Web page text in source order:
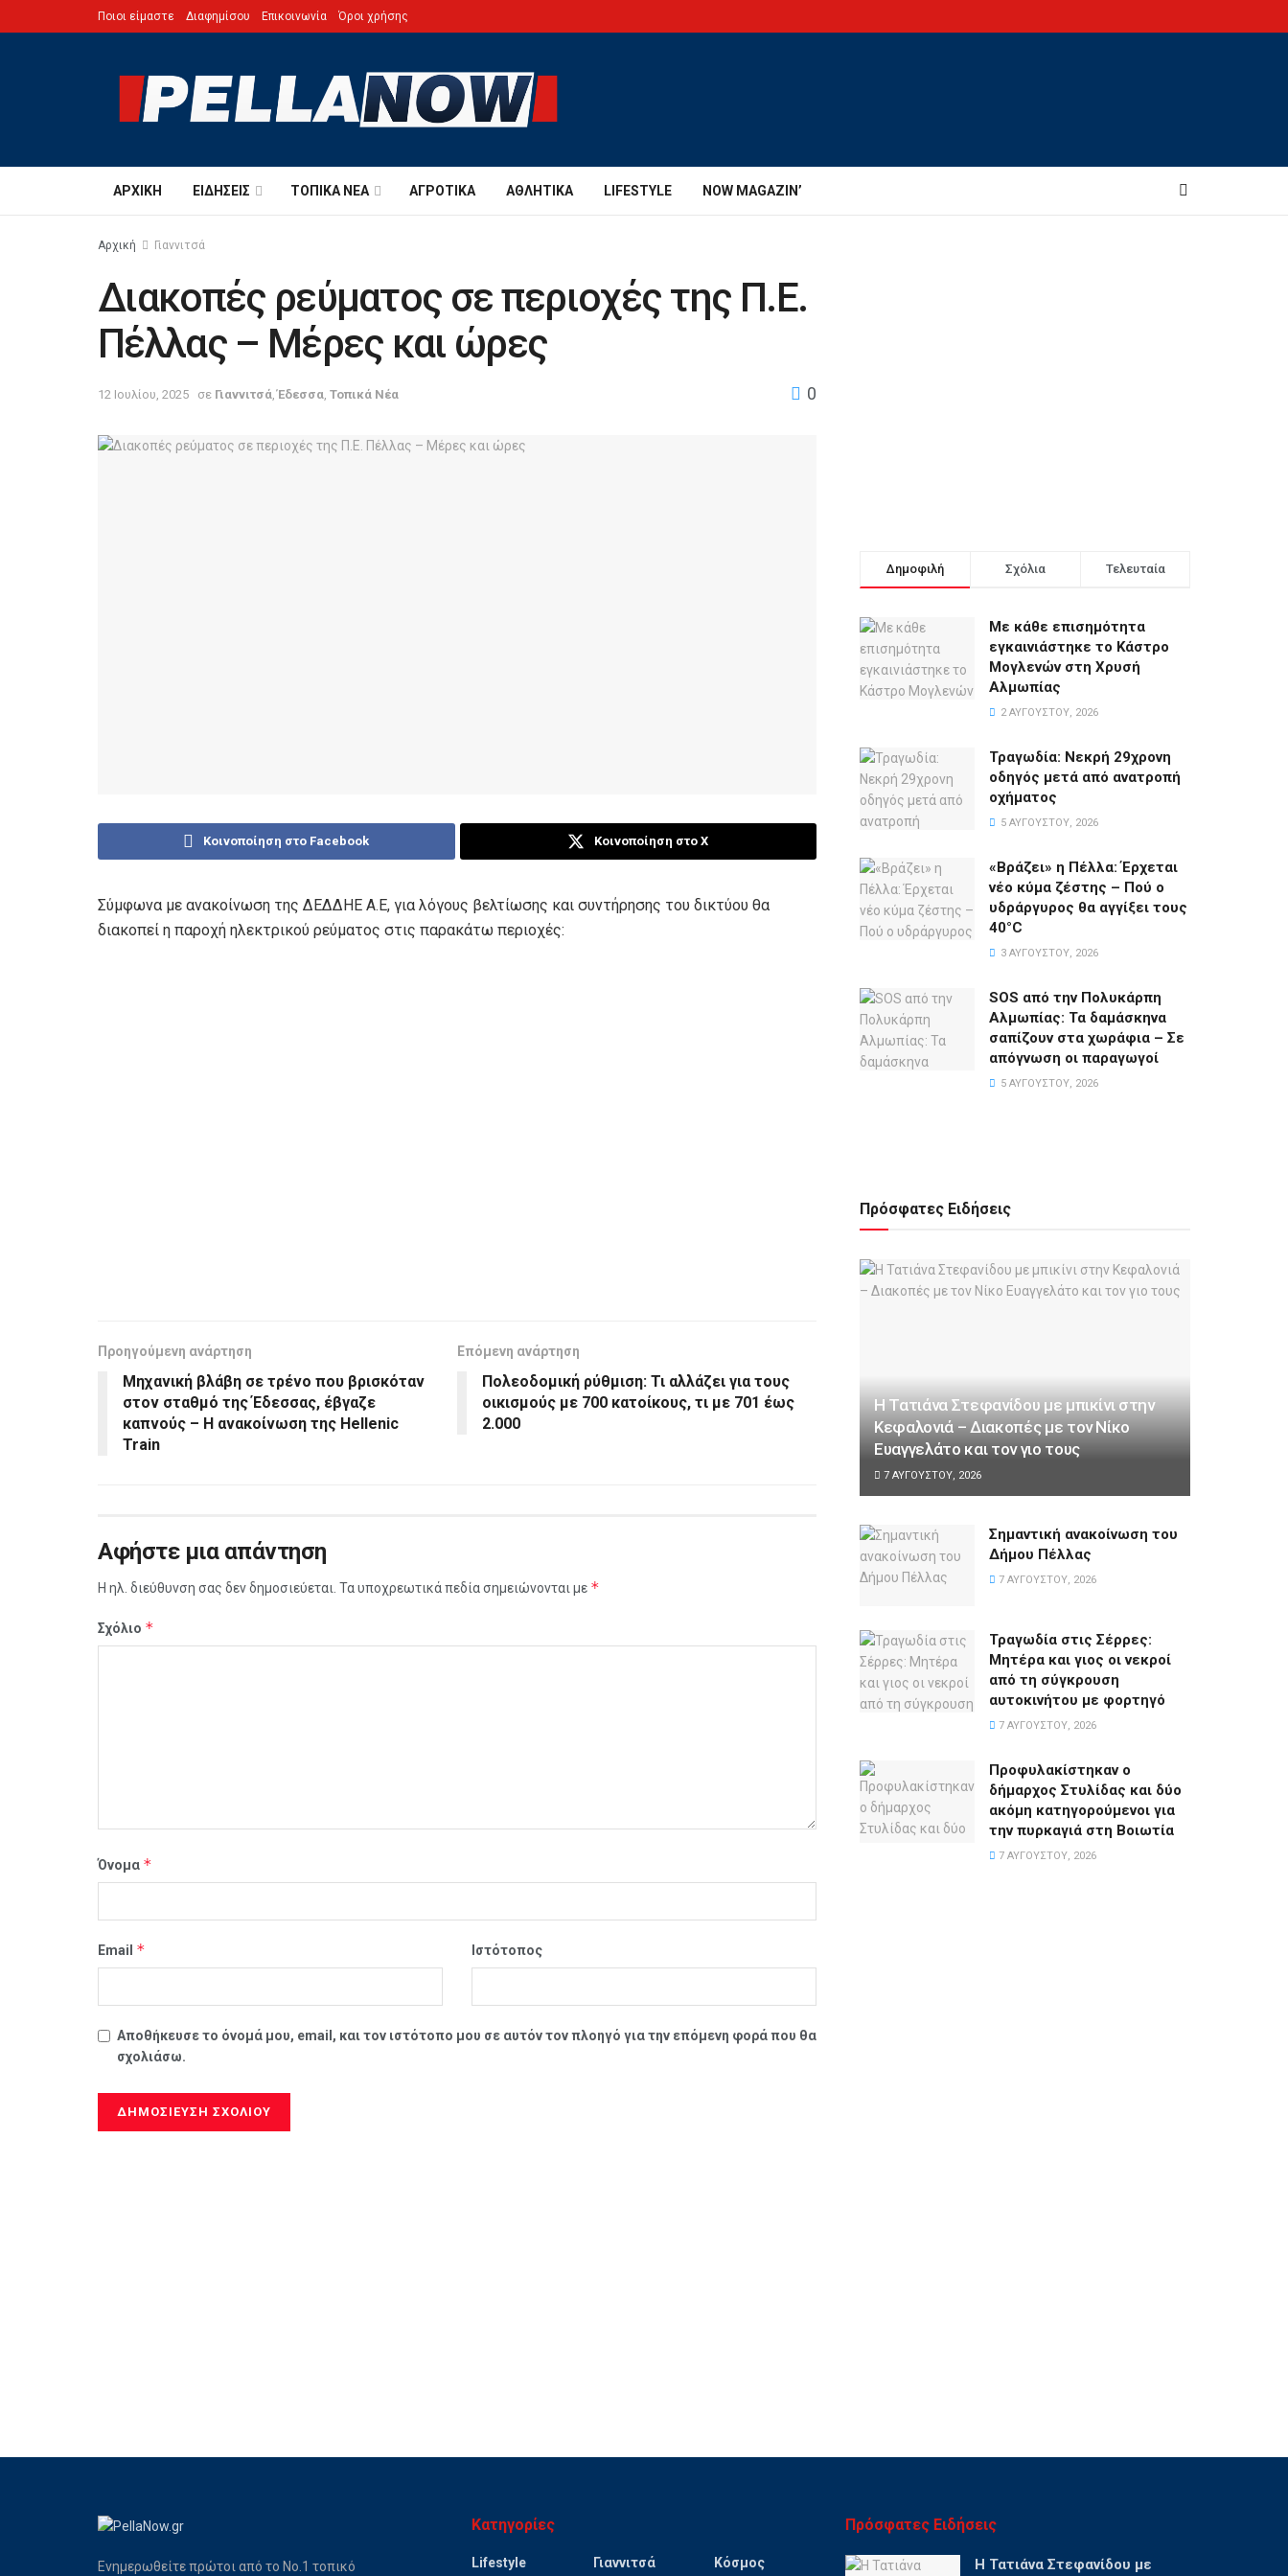
Ποιοι είμαστε Διαφημίσου Επικοινωνία Όροι χρήσης
ΑΡΧΙΚΉ ΕΙΔΉΣΕΙΣ ΤΟΠΙΚΆ ΝΈΑ ΑΓΡΟΤΙΚΆ ΑΘΛΗΤΙΚΆ LIFESTYLE NOW MAGAZIN’
Αρχική Γιαννιτσά
Διακοπές ρεύματος σε περιοχές της Π.Ε.
Πέλλας – Μέρες και ώρες
12 Ιουλίου, 2025 σε Γιαννιτσά ,Έδεσσα Τοπικά Νέα 0
Κοινοποίηση στο Facebook Κοινοποίηση στο X
Σύμφωνα με ανακοίνωση της ΔΕΔΔΗΕ Α.Ε, για λόγους βελτίωσης και συντήρησης του δικτύου θα
διακοπεί η παροχή ηλεκτρικού ρεύματος στις παρακάτω περιοχές:
Προηγούμενη ανάρτηση
Μηχανική βλάβη σε τρένο που βρισκόταν
στον σταθμό της Έδεσσας, έβγαζε
καπνούς – H ανακοίνωση της Hellenic
Train
Επόμενη ανάρτηση
Πολεοδομική ρύθμιση: Τι αλλάζει για τους
οικισμούς με 700 κατοίκους, τι με 701 έως
2.000
Αφήστε μια απάντηση
Η ηλ. διεύθυνση σας δεν δημοσιεύεται. Τα υποχρεωτικά πεδία σημειώνονται με *
Σχόλιο *
Όνομα *
Email * Ιστότοπος
Αποθήκευσε το όνομά μου, email, και τον ιστότοπο μου σε αυτόν τον πλοηγό για την επόμενη φορά που θα
σχολιάσω.
Δημοφιλή Σχόλια Τελευταία
Με κάθε επισημότητα
εγκαινιάστηκε το Κάστρο
Μογλενών στη Χρυσή
Αλμωπίας
2 ΑΥΓΟΎΣΤΟΥ, 2026
Τραγωδία: Νεκρή 29χρονη
οδηγός μετά από ανατροπή
οχήματος
5 ΑΥΓΟΎΣΤΟΥ, 2026
«Βράζει» η Πέλλα: Έρχεται
νέο κύμα ζέστης – Πού ο
υδράργυρος θα αγγίξει τους
40°C
3 ΑΥΓΟΎΣΤΟΥ, 2026
SOS από την Πολυκάρπη
Αλμωπίας: Τα δαμάσκηνα
σαπίζουν στα χωράφια – Σε
απόγνωση οι παραγωγοί
5 ΑΥΓΟΎΣΤΟΥ, 2026
Πρόσφατες Ειδήσεις
Η Τατιάνα Στεφανίδου με μπικίνι στην
Κεφαλονιά – Διακοπές με τον Νίκο
Ευαγγελάτο και τον γιο τους
7 ΑΥΓΟΎΣΤΟΥ, 2026
Σημαντική ανακοίνωση του
Δήμου Πέλλας
7 ΑΥΓΟΎΣΤΟΥ, 2026
Τραγωδία στις Σέρρες:
Μητέρα και γιος οι νεκροί
από τη σύγκρουση
αυτοκινήτου με φορτηγό
7 ΑΥΓΟΎΣΤΟΥ, 2026
Προφυλακίστηκαν ο
δήμαρχος Στυλίδας και δύο
ακόμη κατηγορούμενοι για
την πυρκαγιά στη Βοιωτία
7 ΑΥΓΟΎΣΤΟΥ, 2026
Ενημερωθείτε πρώτοι από το Νο.1 τοπικό
Κατηγορίες
Lifestyle Γιαννιτσά Κόσμος
Πρόσφατες Ειδήσεις
Η Τατιάνα Στεφανίδου με